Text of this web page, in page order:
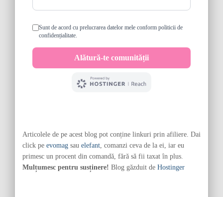
Articolele de pe acest blog pot conține linkuri prin afiliere. Dai
click pe evomag sau elefant, comanzi ceva de la ei, iar eu
primesc un procent din comandă, fără să fii taxat în plus.
Mulțumesc pentru susținere! Blog găzduit de Hostinger